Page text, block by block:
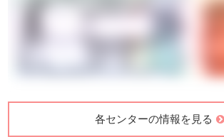
各センターの情報を見る